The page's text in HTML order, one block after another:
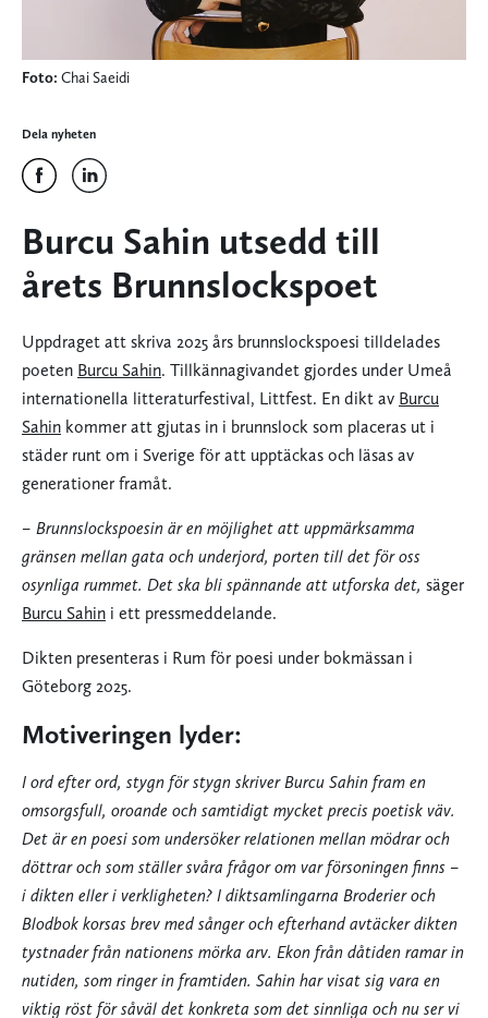
Foto: Chai Saeidi
Dela nyheten
Burcu Sahin utsedd till
årets Brunnslockspoet
Uppdraget att skriva 2025 års brunnslockspoesi tilldelades
poeten Burcu Sahin. Tillkännagivandet gjordes under Umeå
internationella litteraturfestival, Littfest. En dikt av Burcu
Sahin kommer att gjutas in i brunnslock som placeras ut i
städer runt om i Sverige för att upptäckas och läsas av
generationer framåt.
– Brunnslockspoesin är en möjlighet att uppmärksamma
gränsen mellan gata och underjord, porten till det för oss
osynliga rummet. Det ska bli spännande att utforska det, säger
Burcu Sahin i ett pressmeddelande.
Dikten presenteras i Rum för poesi under bokmässan i
Göteborg 2025.
Motiveringen lyder:
I ord efter ord, stygn för stygn skriver Burcu Sahin fram en
omsorgsfull, oroande och samtidigt mycket precis poetisk väv.
Det är en poesi som undersöker relationen mellan mödrar och
döttrar och som ställer svåra frågor om var försoningen finns –
i dikten eller i verkligheten? I diktsamlingarna Broderier och
Blodbok korsas brev med sånger och efterhand avtäcker dikten
tystnader från nationens mörka arv. Ekon från dåtiden ramar in
nutiden, som ringer in framtiden. Sahin har visat sig vara en
viktig röst för såväl det konkreta som det sinnliga och nu ser vi